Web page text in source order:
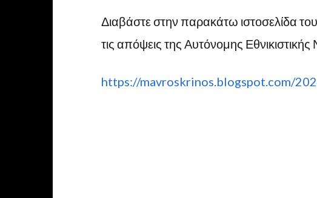
Διαβάστε στην παρακάτω ιστοσελίδα
τις απόψεις της Αυτόνομης
https://mavroskrinos.blogspot.com/